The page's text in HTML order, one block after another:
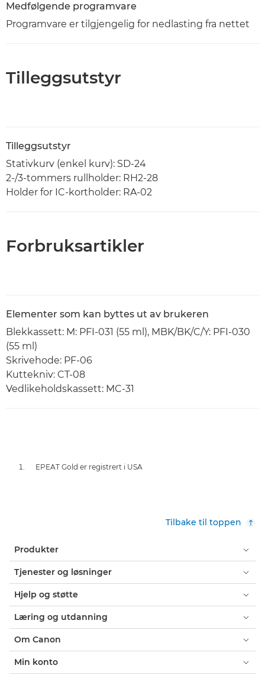
Medfølgende programvare
Programvare er tilgjengelig for nedlasting fra nettet
Tilleggsutstyr
Tilleggsutstyr
Stativkurv (enkel kurv): SD-24
2-/3-tommers rullholder: RH2-28
Holder for IC-kortholder: RA-02
Forbruksartikler
Elementer som kan byttes ut av brukeren
Blekkassett: M: PFI-031 (55 ml), MBK/BK/C/Y: PFI-030
(55 ml)
Skrivehode: PF-06
Kuttekniv: CT-08
Vedlikeholdskassett: MC-31
EPEAT Gold er registrert i USA
Tilbake til toppen
Produkter
Tjenester og løsninger
Hjelp og støtte
Læring og utdanning
Om Canon
Min konto